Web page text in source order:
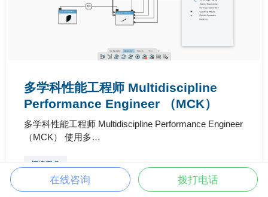
多学科性能工程师 Multidiscipline
Performance Engineer （MCK）
多学科性能工程师 Multidiscipline Performance Engineer
（MCK） 使用多…
阅读更多
在线咨询 拨打电话